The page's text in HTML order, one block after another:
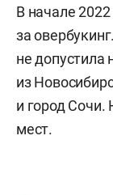
В начале
за
не допустила
из
и город Сочи.
мест.